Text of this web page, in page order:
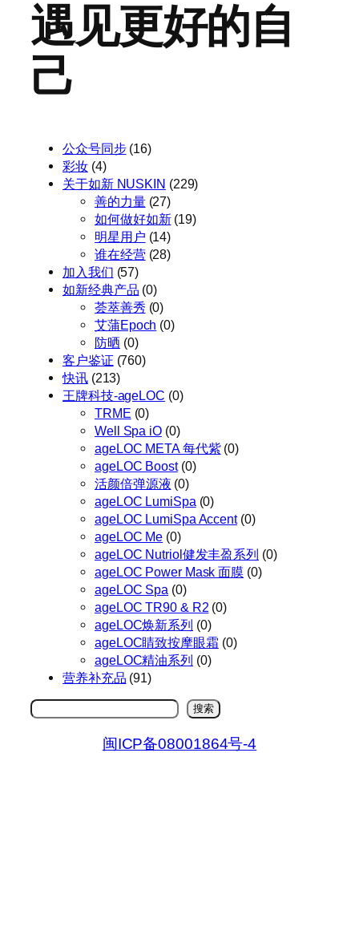
遇见更好的自
己
公众号同步(16)
彩妆(4)
关于如新 NUSKIN (229)
善的力量(27)
如何做好如新(19)
明星用户 (14)
谁在经营(28)
加入我们 (57)
如新经典产品 (0)
荟萃善秀 (0)
艾蒲Epoch (0)
防晒 (0)
客户鉴证 (760)
快讯(213)
王牌科技-ageLOC (0)
TRME (0)
Well Spa iO(0)
ageLOC META 每代紫(0)
ageLOC Boost(0)
活颜倍弹源液 (0)
ageLOC LumiSpa (0)
ageLOC LumiSpa Accent(0)
ageLOC Me (0)
ageLOC Nutriol健发丰盈系列 (0)
ageLOC Power Mask 面膜 (0)
ageLOC Spa (0)
ageLOC TR90 & R2 (0)
ageLOC焕新系列 (0)
ageLOC睛致按摩眼霜 (0)
ageLOC精油系列 (0)
营养补充品 (91)
搜
搜索
闽ICP备08001864号-4